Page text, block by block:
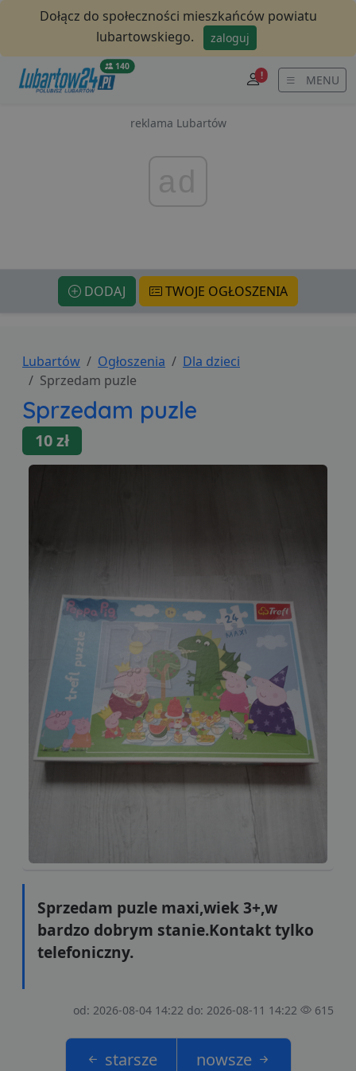
Dołącz do społeczności mieszkańców powiatu
lubartowskiego.
zaloguj
140
! MENU
reklama Lubartów
DODAJ TWOJE OGŁOSZENIA
Lubartów Ogłoszenia
Dla dzieci
Sprzedam puzle
Sprzedam puzle
10 zł
Sprzedam puzle maxi,wiek 3+,w
bardzo dobrym stanie.Kontakt tylko
telefoniczny.
od: 2026-08-04 14:22 do: 2026-08-11 14:22 615
starsze nowsze